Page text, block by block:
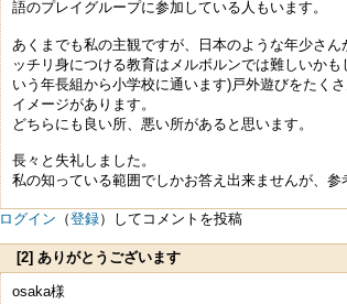
語のプレイグループに参加している人もいます。
あくまでも私の主観ですが、日本のような年少さ
ッチリ身につける教育はメルボルンでは難しいか
いう年長組から小学校に通います)戸外遊びをたく
イメージがあります。
どちらにも良い所、悪い所があると思います。
長々と失礼しました。
私の知っている範囲でしかお答え出来ませんが、参
ログイン （登録）してコメントを投稿
[2] ありがとうございます
osaka様